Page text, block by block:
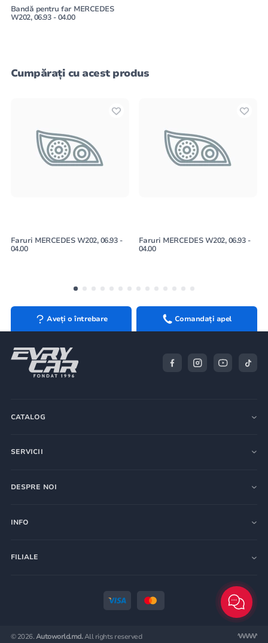
Bandă pentru far MERCEDES
W202, 06.93 - 04.00
Cumpărați cu acest produs
Faruri MERCEDES W202, 06.93 -
04.00
Faruri MERCEDES W202, 06.93 -
04.00
Aveți o întrebare Comandați apel
CATALOG
SERVICII
DESPRE NOI
INFO
FILIALE
© 2026.Autoworld.md.All rights reserved